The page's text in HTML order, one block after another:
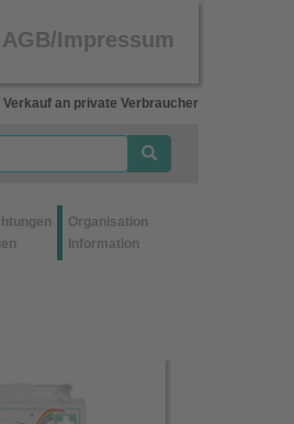
Impressum
an private Verbraucher
Organisation
Information